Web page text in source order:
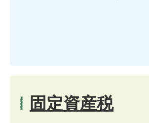
固定資産税